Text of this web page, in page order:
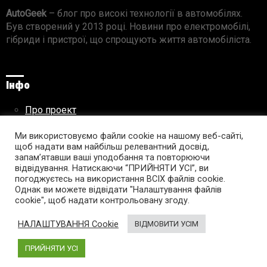
AutoGeek– блог про високі технології в автомобілях.
Був створений у 2013 році. Новини про електромобілі,
гібриди і пристрої, що спрощують життя автомобіліста.
Інфо
Про проект
Правила використання матеріалів
Підпишись на AutoGeek!
facebooktwitter instagramyoutube tumblr linkedin
Ми використовуємо файли cookie на нашому веб-сайті,
щоб надати вам найбільш релевантний досвід,
запам’ятавши ваші уподобання та повторюючи
відвідування. Натискаючи “ПРИЙНЯТИ УСІ”, ви
погоджуєтесь на використання ВСІХ файлів cookie.
Однак ви можете відвідати "Налаштування файлів
cookie", щоб надати контрольовану згоду.
НАЛАШТУВАННЯ Cookie ВІДМОВИТИ УСІМ
ПРИЙНЯТИ УСІ